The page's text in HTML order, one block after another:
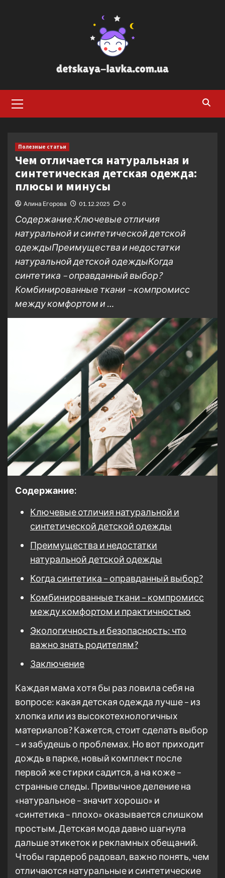
меню
Полезные статьи
Чем отличается натуральная и
синтетическая детская одежда:
плюсы и минусы
Алина Егорова 01.12.2025 0
Содержание:Ключевые отличия
натуральной и синтетической детской
одеждыПреимущества и недостатки
натуральной детской одеждыКогда
синтетика – оправданный выбор?
Комбинированные ткани – компромисс
между комфортом и …
Содержание:
Ключевые отличия натуральной и
синтетической детской одежды
Преимущества и недостатки
натуральной детской одежды
Когда синтетика – оправданный выбор?
Комбинированные ткани – компромисс
между комфортом и практичностью
Экологичность и безопасность: что
важно знать родителям?
Заключение
Каждая мама хотя бы раз ловила себя на
вопросе: какая детская одежда лучше – из
хлопка или из высокотехнологичных
материалов? Кажется, стоит сделать выбор
– и забудешь о проблемах. Но вот приходит
дождь в парке, новый комплект после
первой же стирки садится, а на коже –
странные следы. Привычное деление на
«натуральное – значит хорошо» и
«синтетика – плохо» оказывается слишком
простым. Детская мода давно шагнула
дальше этикеток и рекламных обещаний.
Чтобы гардероб радовал, важно понять, чем
отличаются натуральные и синтетические